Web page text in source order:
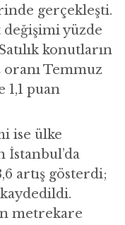
gerçekleşti.
değişimi yüzde
konutların
oranı Temmuz
1,1 puan
ise ülke
İstanbul’da
artış gösterdi;
metrekare